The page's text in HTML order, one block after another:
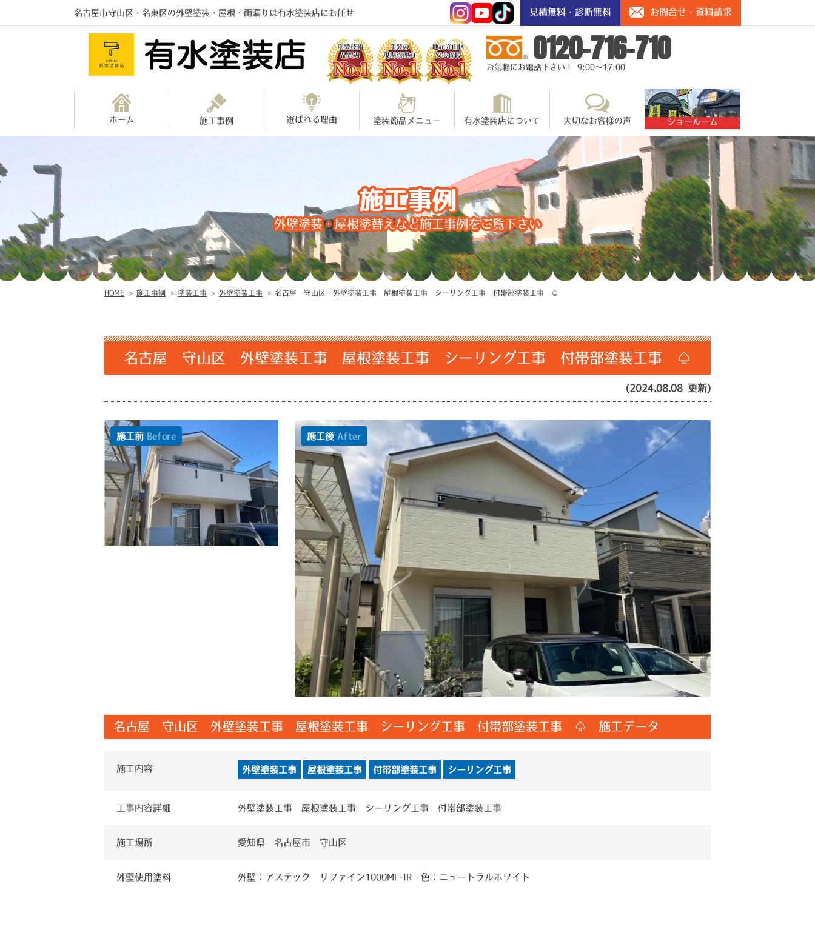
名古屋市守山区・名東区の外壁塗装・屋根・雨漏りは有水塗装店にお任せ 見積無料・診断無料 お問合せ・資料請求
0120-716-710
お気軽にお電話下さい！ 9:00～17:00
ホーム 施工事例 選ばれる理由 塗装商品メニュー 有水塗装店について 大切なお客様の声 ショールーム
施工事例
外壁塗装・屋根塗替えなど施工事例をご覧下さい
HOME > 施工事例 > 塗装工事 > 外壁塗装工事 > 名古屋 守山区 外壁塗装工事 屋根塗装工事 シーリング工事 付帯部塗装工事 ♤
名古屋 守山区 外壁塗装工事 屋根塗装工事 シーリング工事 付帯部塗装工事 ♤
(2024.08.08 更新)
施工後 After
施工前 Before
名古屋 守山区 外壁塗装工事 屋根塗装工事 シーリング工事 付帯部塗装工事 ♤ 施工データ
施工内容 外壁塗装工事 屋根塗装工事 付帯部塗装工事 シーリング工事
工事内容詳細 外壁塗装工事 屋根塗装工事 シーリング工事 付帯部塗装工事
施工場所 愛知県 名古屋市 守山区
外壁使用塗料 外壁：アステック リファイン1000MF-IR 色：ニュートラルホワイト